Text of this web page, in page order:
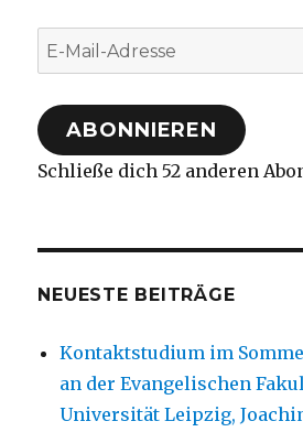
E-
Mail-
Adresse
ABONNIEREN
Schließe dich 52 anderen
NEUESTE BEITRÄGE
Kontaktstudium im
an der Evangelischen
Universität Leipzig,